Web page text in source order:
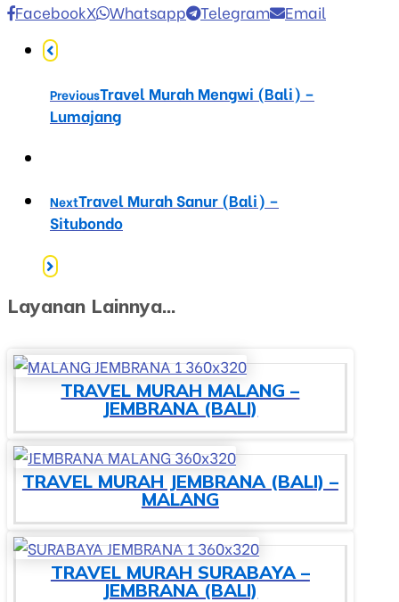
FacebookX Whatsapp Telegram Email
PreviousTravel Murah Mengwi (Bali) –
Lumajang
NextTravel Murah Sanur (Bali) –
Situbondo
Layanan Lainnya...
TRAVEL MURAH MALANG –
JEMBRANA (BALI)
TRAVEL MURAH JEMBRANA (BALI) –
MALANG
TRAVEL MURAH SURABAYA –
JEMBRANA (BALI)